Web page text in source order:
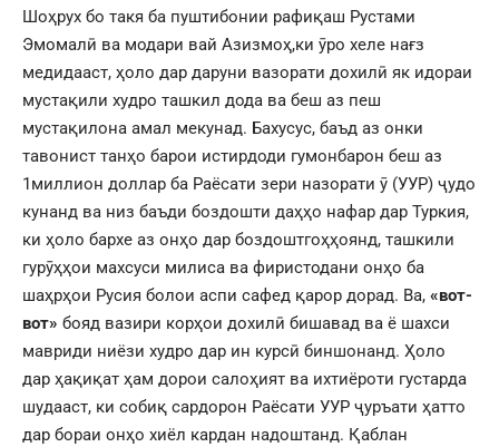
Шоҳрух бо такя ба пуштибонии рафиқаш Рустами
Эмомалӣ ва модари вай Азизмоҳ,ки ӯро хеле нағз
медидааст, ҳоло дар даруни вазорати дохилӣ як идораи
мустақили худро ташкил дода ва беш аз пеш
мустақилона амал мекунад. Бахусус, баъд аз онки
тавонист танҳо барои истирдоди гумонбарон беш аз
1миллион доллар ба Раёсати зери назорати ӯ (УУР) ҷудо
кунанд ва низ баъди боздошти даҳҳо нафар дар Туркия,
ки ҳоло бархе аз онҳо дар боздоштгоҳҳоянд, ташкили
гурӯҳҳои махсуси милиса ва фиристодани онҳо ба
шаҳрҳои Русия болои аспи сафед қарор дорад. Ва, «вот-
вот» бояд вазири корҳои дохилӣ бишавад ва ё шахси
мавриди ниёзи худро дар ин курсӣ биншонанд. Ҳоло
дар ҳақиқат ҳам дорои салоҳият ва ихтиёроти густарда
шудааст, ки собиқ сардорон Раёсати УУР ҷуръати ҳатто
дар бораи онҳо хиёл кардан надоштанд. Қаблан